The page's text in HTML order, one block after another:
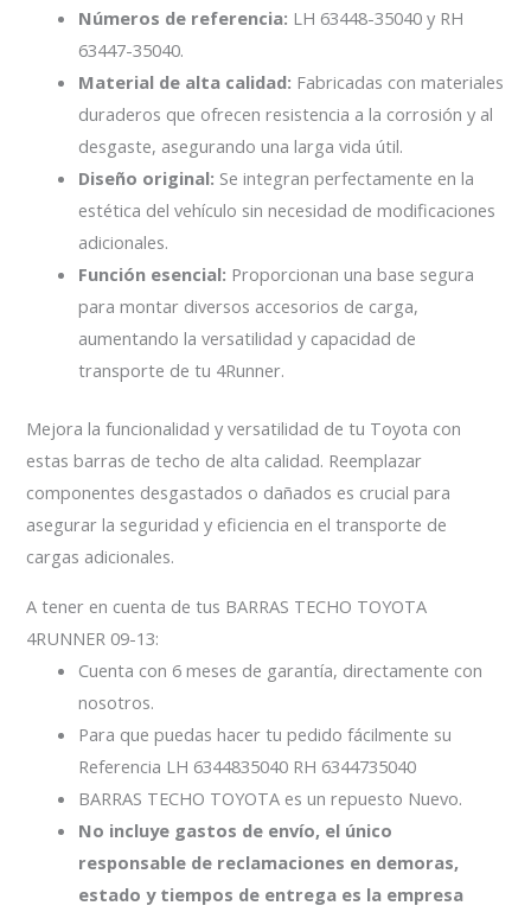
Números de referencia: LH 63448-35040 y RH
63447-35040.
Material de alta calidad: Fabricadas con materiales
duraderos que ofrecen resistencia a la corrosión y al
desgaste, asegurando una larga vida útil.
Diseño original: Se integran perfectamente en la
estética del vehículo sin necesidad de modificaciones
adicionales.
Función esencial: Proporcionan una base segura
para montar diversos accesorios de carga,
aumentando la versatilidad y capacidad de
transporte de tu 4Runner.
Mejora la funcionalidad y versatilidad de tu Toyota con
estas barras de techo de alta calidad. Reemplazar
componentes desgastados o dañados es crucial para
asegurar la seguridad y eficiencia en el transporte de
cargas adicionales.
A tener en cuenta de tus BARRAS TECHO TOYOTA
4RUNNER 09-13:
Cuenta con 6 meses de garantía, directamente con
nosotros.
Para que puedas hacer tu pedido fácilmente su
Referencia LH 6344835040 RH 6344735040
BARRAS TECHO TOYOTA es un repuesto Nuevo.
No incluye gastos de envío, el único
responsable de reclamaciones en demoras,
estado y tiempos de entrega es la empresa